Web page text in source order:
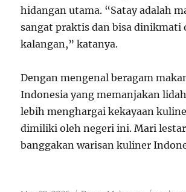
hidangan utama. “Satay adalah
sangat praktis dan bisa dinikmati
kalangan,” katanya.
Dengan mengenal beragam
Indonesia yang memanjakan
lebih menghargai kekayaan
dimiliki oleh negeri ini. Mari
banggakan warisan kuliner